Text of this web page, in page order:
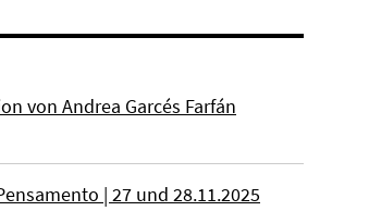
von Andrea Garcés Farfán
| 27 und 28.11.2025